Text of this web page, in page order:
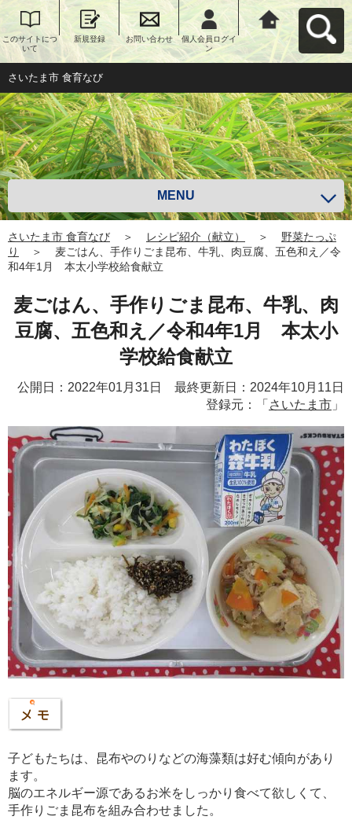
このサイトにつ
いて
新規登録 お問い合わせ
個人会員ログイ
ン
さいたま市 食育
なびへ戻る
さいたま市 食育なび
MENU
さいたま市 食育なび ＞ レシピ紹介（献立） ＞
野菜たっぷ
り
＞
麦ごはん、手作りごま昆布、牛乳、肉豆腐、五色和え／令
和4年1月 本太小学校給食献立
麦ごはん、手作りごま昆布、牛乳、肉
豆腐、五色和え／令和4年1月 本太小
学校給食献立
公開日：2022年01月31日 最終更新日：2024年10月11日
登録元：「 さいたま市 」
子どもたちは、昆布やのりなどの海藻類は好む傾向があり
ます。
脳のエネルギー源であるお米をしっかり食べて欲しくて、
手作りごま昆布を組み合わせました。